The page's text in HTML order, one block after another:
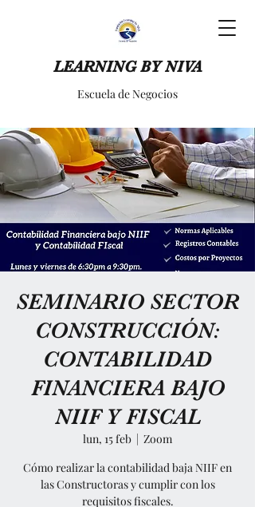
LEARNING BY NIVA
Escuela de Negocios
SEMINARIO SECTOR
CONSTRUCCIÓN:
CONTABILIDAD
FINANCIERA BAJO
NIIF Y FISCAL
lun, 15 feb
  |
Zoom
Cómo realizar la contabilidad baja NIIF en
las Constructoras y cumplir con los
requisitos fiscales.